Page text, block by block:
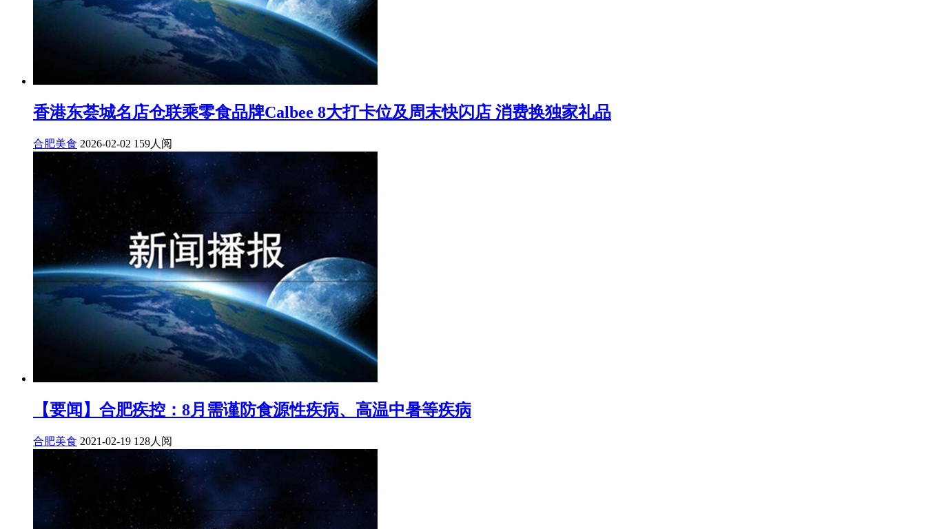
香港东荟城名店仓联乘零食品牌Calbee 8大打卡位及周末快闪店 消费换独家礼品
合肥美食 2026-02-02 159人阅
【要闻】合肥疾控：8月需谨防食源性疾病、高温中暑等疾病
合肥美食 2021-02-19 128人阅